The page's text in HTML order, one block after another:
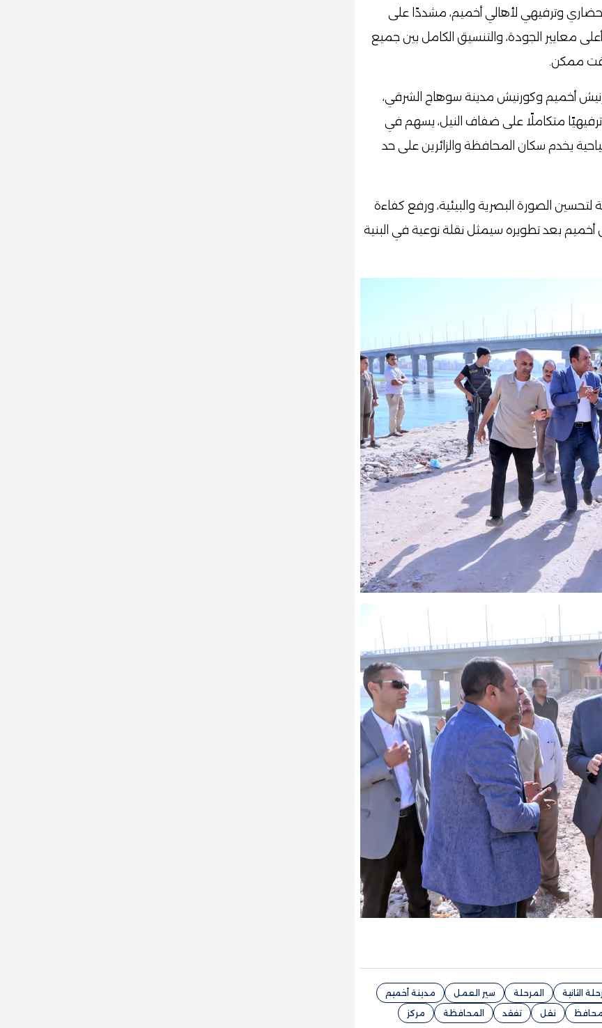
وترفيهي لأهالي أخميم، مشددًا على
معايير الجودة، والتنسيق الكامل بين جميع
ممكن.
أخميم وكورنيش مدينة سوهاج الشرقي،
متكاملًا على ضفاف النيل، يسهم في
يخدم سكان المحافظة والزائرين على حد
الصورة البصرية والبيئية، ورفع كفاءة
بعد تطويره سيمثل نقلة نوعية في البنية
الثانية المرحلة سير العمل
مدينة أخميم
محافظ نقل تفقد المحافظة مركز